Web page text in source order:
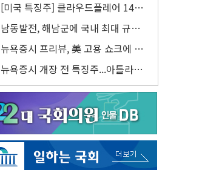
력"
[미국 특징주] 클라우드플레어 14%
급등해 신고점...AI 지출 확대에 전망
상향
남동발전, 해남군에 국내 최대 규모
400MW 태양광 착공…여의도 1.6배
규모
뉴욕증시 프리뷰, 美 고용 쇼크에 금
리 인상 우려 후퇴…나스닥 선물 1%
대 상승
뉴욕증시 개장 전 특징주...아틀라시
안·클라우드플레어·태양광주↑ VS
트레이드데스크·웬디스↓